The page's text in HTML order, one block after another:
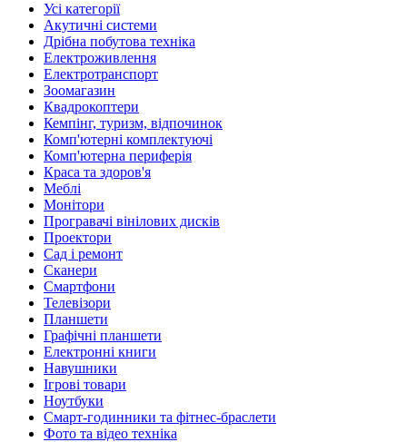
Усі категорії
Акутичні системи
Дрібна побутова техніка
Електроживлення
Електротранспорт
Зоомагазин
Квадрокоптери
Кемпінг, туризм, відпочинок
Комп'ютерні комплектуючі
Комп'ютерна периферія
Краса та здоров'я
Меблі
Монітори
Програвачі вінілових дисків
Проектори
Сад і ремонт
Сканери
Смартфони
Телевізори
Планшети
Графічні планшети
Електронні книги
Навушники
Ігрові товари
Ноутбуки
Смарт-годинники та фітнес-браслети
Фото та відео техніка